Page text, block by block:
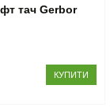
тач Gerbor
КУПИТИ